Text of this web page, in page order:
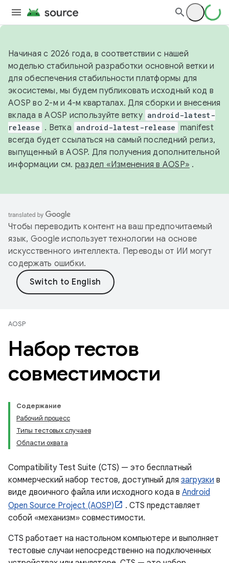
Начиная с 2026 года, в соответствии с нашей
моделью стабильной разработки основной ветки и
для обеспечения стабильности платформы для
экосистемы, мы будем публиковать исходный код в
AOSP во 2-м и 4-м кварталах. Для сборки и внесения
вклада в AOSP используйте ветку android-latest-
release . Ветка android-latest-release manifest
всегда будет ссылаться на самый последний релиз,
выпущенный в AOSP. Для получения дополнительной
информации см. раздел «Изменения в AOSP» .
Чтобы переводить контент на ваш предпочитаемый
язык, Google использует технологии на основе
искусственного интеллекта. Переводы от ИИ могут
содержать ошибки.
AOSP
Набор тестов
совместимости
Содержание
Рабочий процесс
Типы тестовых случаев
Области охвата
Compatibility Test Suite (CTS) — это бесплатный
коммерческий набор тестов, доступный для загрузки в
виде двоичного файла или исходного кода в Android
Open Source Project (AOSP)
. CTS представляет
собой «механизм» совместимости.
CTS работает на настольном компьютере и выполняет
тестовые случаи непосредственно на подключенных